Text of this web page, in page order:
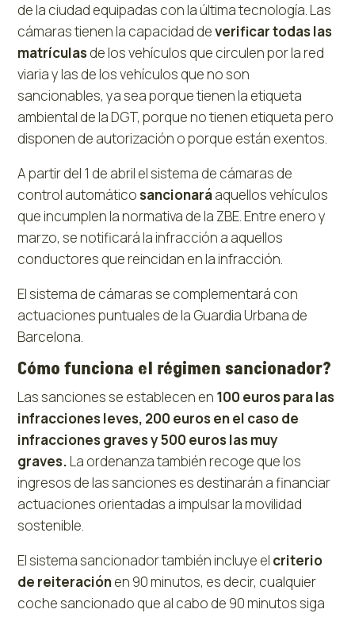
de la ciudad equipadas con la última tecnología. Las
cámaras tienen la capacidad deverificar todas las
matrículas de los vehículos que circulen por la red
viaria y las de los vehículos que no son
sancionables, ya sea porque tienen la etiqueta
ambiental de la DGT, porque no tienen etiqueta pero
disponen de autorización o porque están exentos.
A partir del 1 de abril el sistema de cámaras de
control automáticosancionaráaquellos vehículos
que incumplen la normativa de la ZBE. Entre enero y
marzo, se notificará la infracción a aquellos
conductores que reincidan en la infracción.
El sistema de cámaras se complementará con
actuaciones puntuales de la Guardia Urbana de
Barcelona.
Cómo funciona el régimen sancionador?
Las sanciones se establecen en 100 euros para las
infracciones leves, 200 euros en el caso de
infracciones graves y 500 euros las muy
graves.La ordenanza también recoge que los
ingresos de las sanciones es destinarán a financiar
actuaciones orientadas a impulsar la movilidad
sostenible.
El sistema sancionador también incluye el criterio
de reiteraciónen 90 minutos, es decir, cualquier
coche sancionado que al cabo de 90 minutos siga